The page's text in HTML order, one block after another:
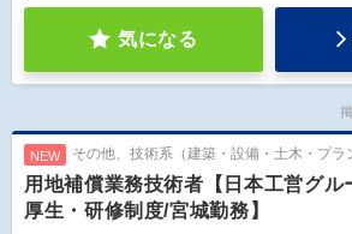
気になる
NEW その他、技術系（建築・設備・土木・プラ
用地補償業務技術者【日本工営グル
厚生・研修制度/宮城勤務】